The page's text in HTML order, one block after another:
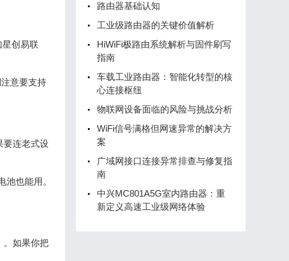
创易联
意要支持
要连老式设
也能用。
。如果你把
路由器基础认知
工业级路由器的关键价值解析
HiWiFi极路由系统解析与固件刷写
指南
车载工业路由器：智能化转型的核
心连接枢纽
物联网设备面临的风险与挑战分析
WiFi信号满格但网速异常的解决方
案
广域网接口连接异常排查与修复指
南
中兴MC801A5G室内路由器：重
新定义高速工业级网络体验